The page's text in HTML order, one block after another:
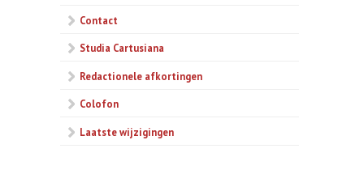
Contact
Studia Cartusiana
Redactionele afkortingen
Colofon
Laatste wijzigingen